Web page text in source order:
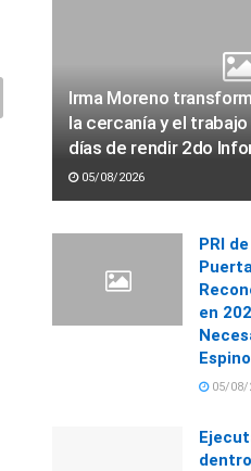
Irma Moreno
la cercanía y el
días de rendir 2do
05/08/2026
PRI
en
05/08/